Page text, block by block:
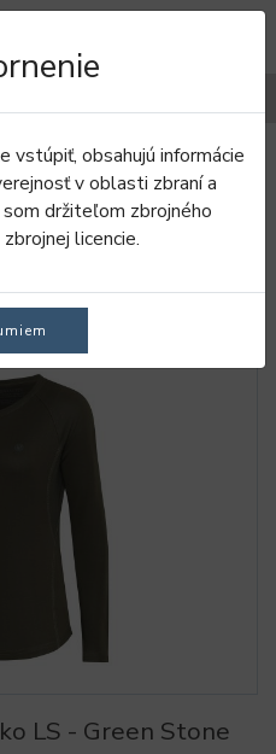
LS - Green Stone
vstúpiť, obsahujú informácie
v oblasti zbraní a
držiteľom zbrojného
licencie.